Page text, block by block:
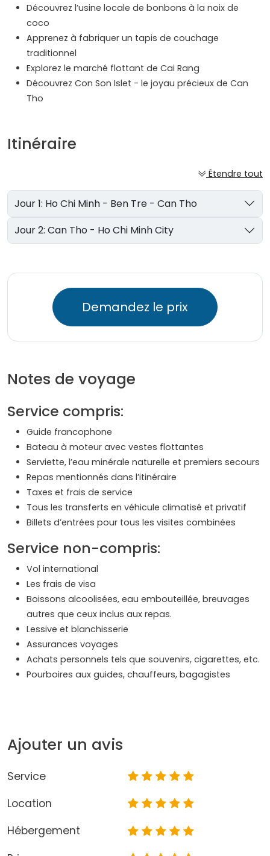
Découvrez l’usine locale de bonbons à la noix de
coco
Apprenez à fabriquer un tapis de couchage
traditionnel
Explorez le marché flottant de Cai Rang
Découvrez Con Son Islet - le joyau précieux de Can
Tho
Itinéraire
Étendre tout
Jour 1: Ho Chi Minh - Ben Tre - Can Tho
Jour 2: Can Tho - Ho Chi Minh City
Demandez le prix
Notes de voyage
Service compris:
Guide francophone
Bateau à moteur avec vestes flottantes
Serviette, l’eau minérale naturelle et premiers secours
Repas mentionnés dans l’itinéraire
Taxes et frais de service
Tous les transferts en véhicule climatisé et privatif
Billets d’entrées pour tous les visites combinées
Service non-compris:
Vol international
Les frais de visa
Boissons alcoolisées, eau embouteillée, breuvages
autres que ceux inclus aux repas.
Lessive et blanchisserie
Assurances voyages
Achats personnels tels que souvenirs, cigarettes, etc.
Pourboires aux guides, chauffeurs, bagagistes
Ajouter un avis
Service
Location
Hébergement